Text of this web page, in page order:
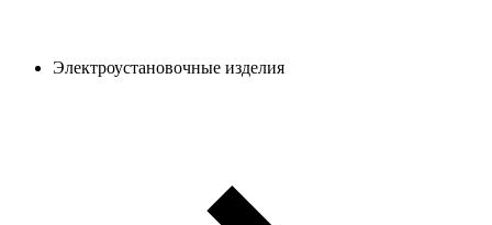
Электроустановочные изделия